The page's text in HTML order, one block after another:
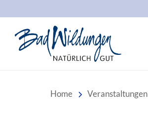
Home Veranstaltungen